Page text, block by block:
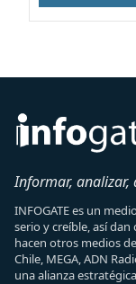
Informar, analizar,
INFOGATE es un
serio y creíble, así
hacen otros medios
Chile, MEGA, ADN
una alianza